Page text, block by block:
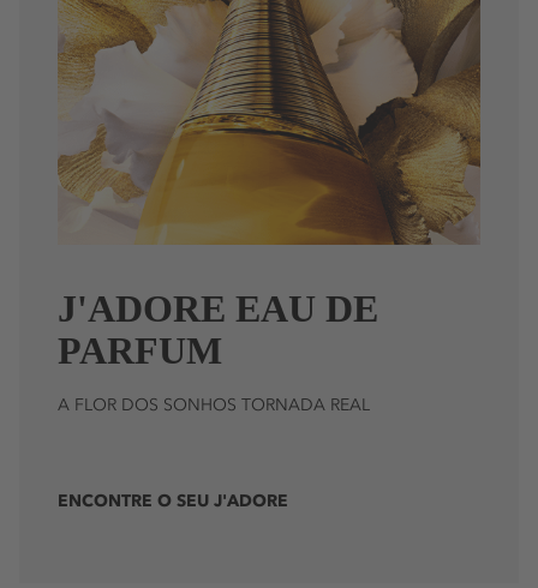
J'ADORE EAU DE
PARFUM
A FLOR DOS SONHOS TORNADA REAL
ENCONTRE O SEU J'ADORE